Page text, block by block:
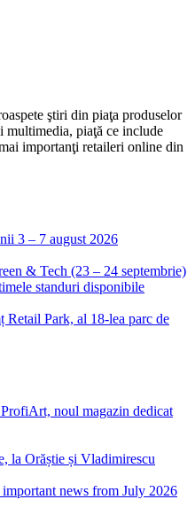
ştiri din piaţa produselor
multimedia, piaţă ce include
importanţi retaileri online din
3 – 7 august 2026
& Tech (23 – 24 septembrie)
standuri disponibile
Retail Park, al 18-lea parc de
noul magazin dedicat
la Orăștie și Vladimirescu
news from July 2026